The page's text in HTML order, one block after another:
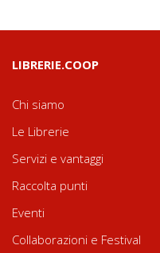
LIBRERIE.COOP
Chi siamo
Le Librerie
Servizi e vantaggi
Raccolta punti
Eventi
Collaborazioni e Festival